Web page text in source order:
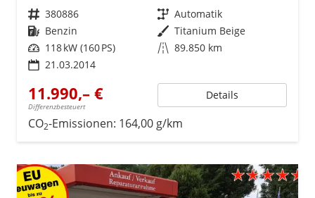
Fahrzeugnr. 380886 Getriebe Automatik
Kraftstoff Benzin Außenfarbe Titanium Beige
Leistung 118 kW (160 PS) Kilometerstand 89.850 km
21.03.2014
11.990,– €
Differenzbesteuert
Details
CO2-Emissionen: 164,00 g/km